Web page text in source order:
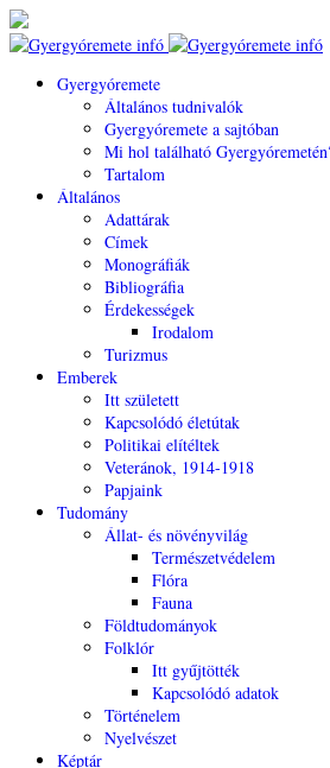
Gyergyóremete
Általános tudnivalók
Gyergyóremete a sajtóban
Mi hol található
Tartalom
Általános
Adattárak
Címek
Monográfiák
Bibliográfia
Érdekességek
Irodalom
Turizmus
Emberek
Itt született
Kapcsolódó életútak
Politikai elítéltek
Veteránok, 1914-1918
Papjaink
Tudomány
Állat- és növényvilág
Természetvédelem
Flóra
Fauna
Földtudományok
Folklór
Itt gyűjtötték
Kapcsolódó adatok
Történelem
Nyelvészet
Képtár